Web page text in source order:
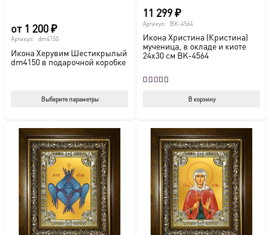
от 1 200₽
Артикул: dm4150
Икона Херувим Шестикрылый
dm4150 в подарочной коробке
Выберите параметры
странице
11 299₽
Артикул: BK-4564
Икона Христина (Кристина)
мученица, в окладе и киоте
24х30 см BK-4564
В корзину